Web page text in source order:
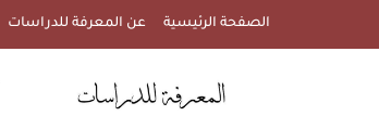
الصفحة الرئيسية عن المعرفة للدراسات